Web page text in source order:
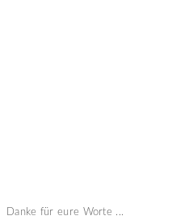
Danke für eure Worte ...